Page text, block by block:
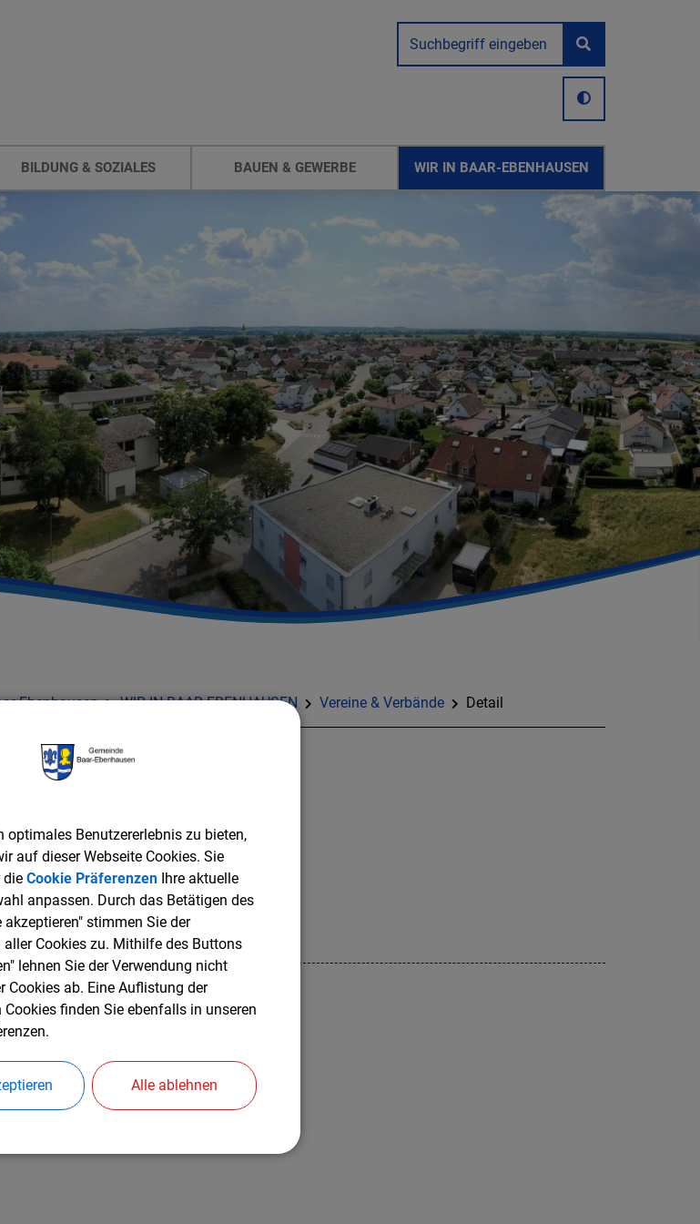
BILDUNG & SOZIALES BAUEN & GEWERBE WIR IN BAAR-EBENHAUSEN
Ebenhausen WIR IN BAAR-EBENHAUSEN Vereine & Verbände Detail
EBENHAUSEN
NorbertEttenhuber
optimales Benutzererlebnis zu bieten,
auf dieser Webseite Cookies. Sie
die Cookie PräferenzenIhre aktuelle
anpassen. Durch das Betätigen des
akzeptieren" stimmen Sie der
aller Cookies zu. Mithilfe des Buttons
lehnen Sie der Verwendung nicht
Cookies ab. Eine Auflistung der
Cookies finden Sie ebenfalls in unseren
Alle ablehnen